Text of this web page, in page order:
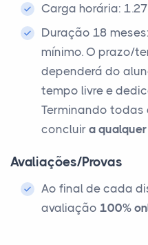
Carga horária:
Duração 18 meses:
mínimo. O prazo/
dependerá do
tempo livre e
Terminando
concluir a
Avaliações/Provas
Ao final de cada
avaliação 100%